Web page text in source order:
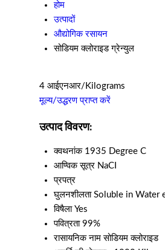
होम
उत्पादों
औद्योगिक रसायन
सोडियम क्लोराइड ग्रेन्युल
4 आईएनआर/Kilograms
मूल्य/उद्धरण प्राप्त करें
उत्पाद विवरण:
क्वथनांक 1935 Degree C
आण्विक सूत्र NaCI
प्रपत्र
घुलनशीलता Soluble in Water
विषैला Yes
पवित्रता 99%
रासायनिक नाम सोडियम क्लोराइड